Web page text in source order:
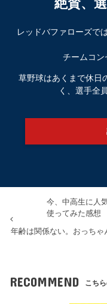
絶賛、
レッドバファローズで
チームコン
草野球はあくまで休日
く、選手全
今、中高生に人
使ってみた感想
年齢は関係ない。おっち
RECOMMEND こち